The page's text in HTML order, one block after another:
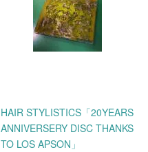
HAIR STYLISTICS「20YEARS
ANNIVERSERY DISC THANKS
TO LOS APSON」